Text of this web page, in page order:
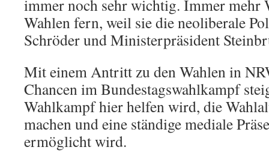
immer noch sehr wichtig. Immer mehr
Wahlen fern, weil sie die neoliberale
Schröder und Ministerpräsident
Mit einem Antritt zu den Wahlen in
Chancen im Bundestagswahlkampf
Wahlkampf hier helfen wird, die
machen und eine ständige mediale
ermöglicht wird.